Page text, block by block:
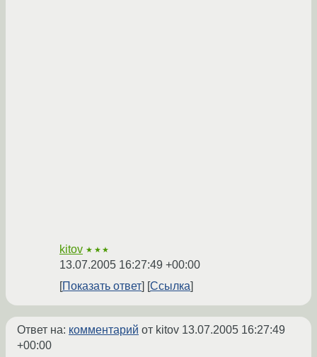
kitov ★★★
13.07.2005 16:27:49 +00:00
Показать ответ
Ссылка
Ответ на: комментарий от kitov 13.07.2005 16:27:49
+00:00